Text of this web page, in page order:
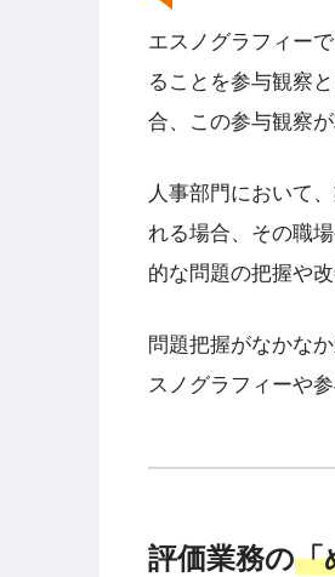
エスノグラフィー
ることを参与観察
合、この参与観察
人事部門において
れる場合、その職
的な問題の把握や
問題把握がなかな
スノグラフィーや
評価業務の「